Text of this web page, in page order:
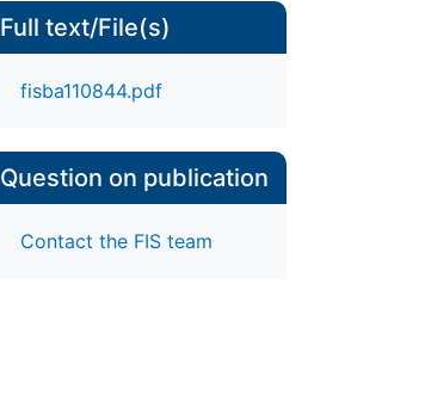
Full text/File(s)
fisba110844.pdf
Question on publication
Contact the FIS team